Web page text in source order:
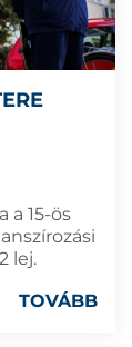
a 15-ös
lej.
TOVÁBB